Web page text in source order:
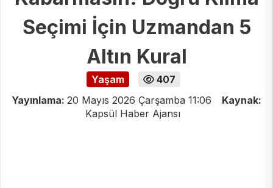
Seçimi İçin Uzmandan 5
Altın Kural
Yaşam
407
Yayınlama: 20 Mayıs 2026 Çarşamba 11:06
Kaynak:
Kapsül Haber Ajansı